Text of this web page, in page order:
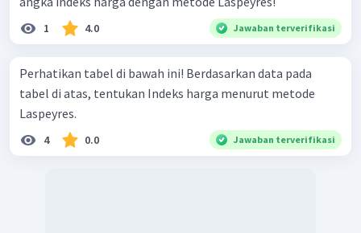
1 4.0 Jawaban terverifikasi
Perhatikan tabel di bawah ini! Berdasarkan data pada
tabel di atas, tentukan Indeks harga menurut metode
Laspeyres.
4 0.0 Jawaban terverifikasi